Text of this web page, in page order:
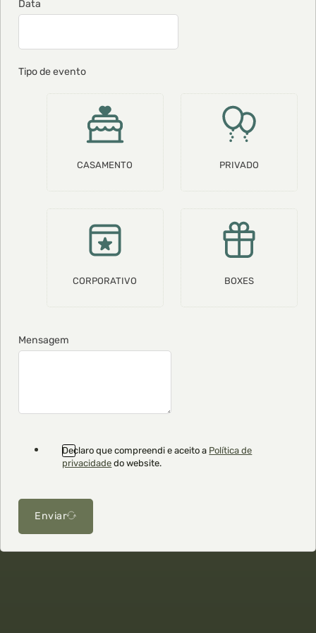
Data
Tipo de evento
CASAMENTO PRIVADO
CORPORATIVO BOXES
Mensagem
Declaro que compreendi e aceito a Política de
privacidade do website.
Enviar